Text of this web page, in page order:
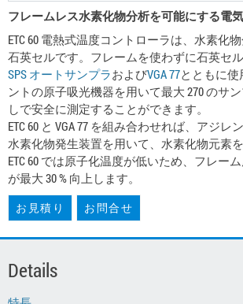
フレームレス水素化物分析を可能にする電
ETC 60 電熱式温度コントローラは、水素化
石英セルです。フレームを使わずに石英セル
SPS オートサンプラおよびVGA 77とともに
ントの原子吸光機器を用いて最大 270 のサ
しで安全に測定することができます。
ETC 60 と VGA 77 を組み合わせれば、アジ
水素化物発生装置を用いて、水素化物元素を
ETC 60 では原子化温度が低いため、フレー
が最大 30 % 向上します。
お見積り お問合せ
Details